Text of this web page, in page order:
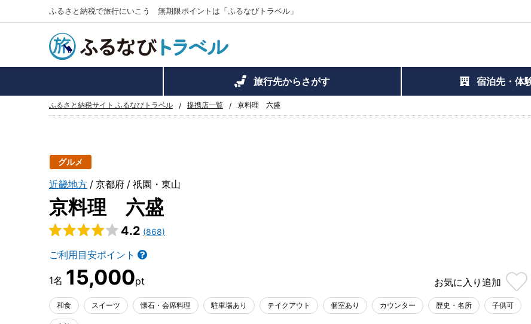
ふるさと納税で旅行にいこう 無期限ポイントは「ふるなびトラベル」
旅行先からさがす 宿泊先・体
ふるさと納税サイト ふるなびトラベル 提携店一覧 京料理 六盛
グルメ
近畿地方 京都府 祇園・東山
京料理 六盛
4.2 (868)
ご利用目安ポイント
15,000 お気に入り 追加
和食 スイーツ 懐石・会席料理 駐車場あり テイクアウト 個室あり カウンター 歴史・名所 子供可